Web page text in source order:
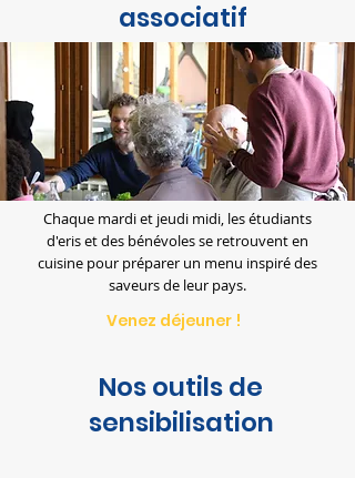
associatif
Chaque mardi et jeudi midi, les étudiants
d'eris et des bénévoles se retrouvent en
cuisine pour préparer un menu inspiré des
saveurs de leur pays.
Venez déjeuner !
Nos outils de
sensibilisation